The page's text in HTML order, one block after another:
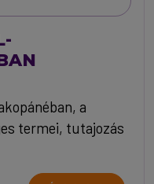
a
termei, tutajozás